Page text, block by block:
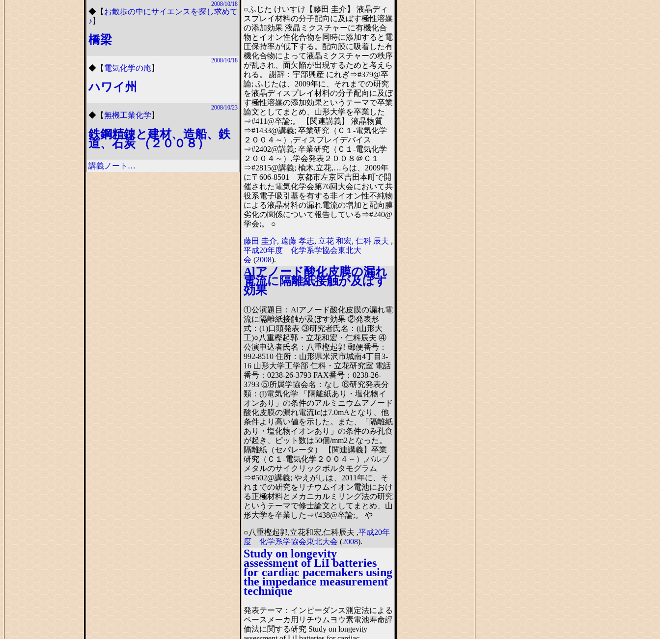
2008/10/18
◆ 【 お散歩の中にサイエンスを探し求めて
♪ 】
橋梁
2008/10/18
◆ 【 電気化学の庵 】
ハワイ州
2008/10/23
◆ 【無機工業化学 】
鉄鋼精錬と建材、造船、鉄
道、石炭 （２００８）
講義ノート…
○ふじた けいすけ【藤田 圭介】 液晶ディ
スプレイ材料の分子配向に及ぼす極性溶媒
の添加効果 液晶ミクスチャーに有機化合
物とイオン性化合物を同時に添加すると電
圧保持率が低下する。配向膜に吸着した有
機化合物によって液晶ミクスチャーの秩序
が乱され、面欠陥が出現するためと考えら
れる。 謝辞：宇部興産 にれぎ⇒#379@卒
論; ふじたは、2009年に、それまでの研究
を液晶ディスプレイ材料の分子配向に及ぼ
す極性溶媒の添加効果というテーマで卒業
論文としてまとめ、山形大学を卒業した
⇒#411@卒論;。 【関連講義】 液晶物質
⇒#1433@講義; 卒業研究（Ｃ１-電気化学
２００４～）,ディスプレイデバイス
⇒#2402@講義; 卒業研究（Ｃ１-電気化学
２００４～）,学会発表２００８＠Ｃ１
⇒#2815@講義; 楡木,立花,…らは、2009年
に〒606-8501 京都市左京区吉田本町で開
催された電気化学会第76回大会において共
役系電子吸引基を有する非イオン性不純物
による液晶材料の漏れ電流の増加と配向膜
劣化の関係について報告している⇒#240@
学会;。 ○
藤田 圭介, 遠藤 孝志, 立花 和宏, 仁科 辰夫 ,
平成20年度 化学系学協会東北大
会 (2008).
Alアノード酸化皮膜の漏れ
電流に隔離紙接触が及ぼす
効果
①公演題目：Alアノード酸化皮膜の漏れ電
流に隔離紙接触が及ぼす効果 ②発表形
式：(1)口頭発表 ③研究者氏名：(山形大
工)○八重樫起郭・立花和宏・仁科辰夫 ④
公演申込者氏名：八重樫起郭 郵便番号：
992-8510 住所：山形県米沢市城南4丁目3-
16 山形大学工学部 仁科・立花研究室 電話
番号：0238-26-3793 FAX番号：0238-26-
3793 ⑤所属学協会名：なし ⑥研究発表分
類：(I)電気化学 「隔離紙あり・塩化物イ
オンあり」の条件のアルミニウムアノード
酸化皮膜の漏れ電流Icは7.0mAとなり、他
条件より高い値を示した。また、「隔離紙
あり・塩化物イオンあり」の条件のみ孔食
が起き、ピット数は50個/mm2となった。
隔離紙（セパレータ） 【関連講義】卒業
研究（Ｃ１-電気化学２００４～）,バルブ
メタルのサイクリックボルタモグラム
⇒#502@講義; やえがしは、2011年に、そ
れまでの研究をリチウムイオン電池におけ
る正極材料とメカニカルミリング法の研究
というテーマで修士論文としてまとめ、山
形大学を卒業した⇒#438@卒論;。 や
○八重樫起郭,立花和宏,仁科辰夫 ,平成20年
度 化学系学協会東北大会 (2008).
Study on longevity
assessment of LiI batteries
for cardiac pacemakers using
the impedance measurement
technique
発表テーマ：インピーダンス測定法による
ペースメーカ用リチウムヨウ素電池寿命評
価法に関する研究 Study on longevity